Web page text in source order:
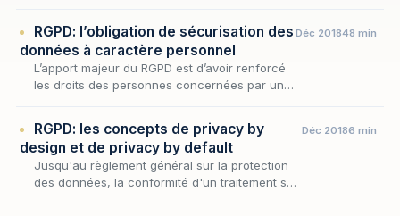
néces…
RGPD: l’obligation de sécurisation des
données à caractère personnel
L’apport majeur du RGPD est d’avoir renforcé
les droits des personnes concernées par un
s’imp…
Déc 201848 min
RGPD: les concepts de privacy by
design et de privacy by default
Jusqu'au règlement général sur la protection
des données, la conformité d'un traitement se
Déc 20186 min